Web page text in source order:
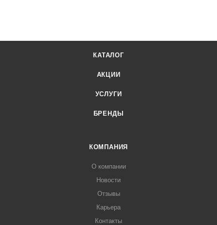
КАТАЛОГ
АКЦИИ
УСЛУГИ
БРЕНДЫ
КОМПАНИЯ
О компании
Новости
Отзывы
Карьера
Контакты